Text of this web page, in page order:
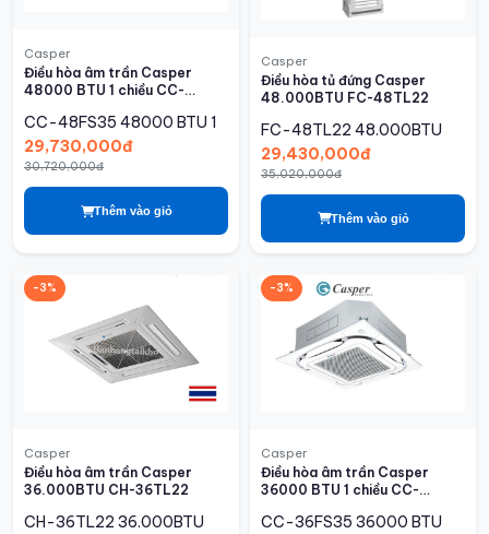
Casper
Điều hòa âm trần Casper
48000 BTU 1 chiều CC-
CC-48FS35 48000 BTU 1
29,730,000đ
30,720,000đ
Thêm vào giỏ
Casper
Điều hòa tủ đứng Casper
48.000BTU FC-48TL22
FC-48TL22 48.000BTU
29,430,000đ
35,020,000đ
Thêm vào giỏ
-3%
Casper
Điều hòa âm trần Casper
36.000BTU CH-36TL22
CH-36TL22 36.000BTU
-3%
Casper
Điều hòa âm trần Casper
36000 BTU 1 chiều CC-
CC-36FS35 36000 BTU